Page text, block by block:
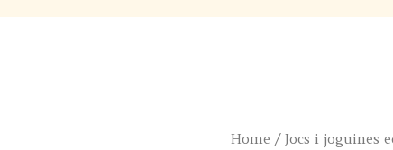
Home /Jocs i joguines